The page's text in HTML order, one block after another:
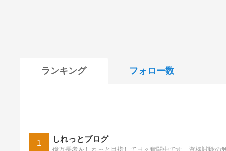
ランキング フォロー数
1 しれっとブログ